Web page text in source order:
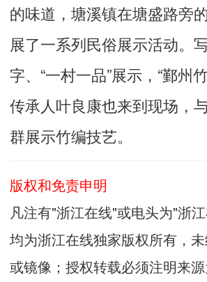
的味道，塘溪镇在塘盛路旁
展了一系列民俗展示活动。
字、“一村一品”展示，“鄞州
传承人叶良康也来到现场，
群展示竹编技艺。
版权和免责申明
凡注有"浙江在线"或电头为"浙
均为浙江在线独家版权所有，
或镜像；授权转载必须注明来源